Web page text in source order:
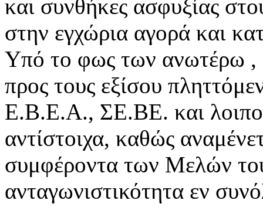
και συνθήκες ασφυξίας
στην εγχώρια αγορά και
Υπό το φως των ανωτέρω ,
προς τους εξίσου
Ε.Β.Ε.Α., ΣΕ.ΒΕ. και
αντίστοιχα, καθώς
συμφέροντα των Μελών
ανταγωνιστικότητα εν